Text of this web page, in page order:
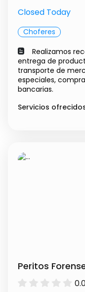
Closed Today
Choferes
Realizamos
entrega de
transporte de
especiales,
bancarias.
Servicios
Peritos